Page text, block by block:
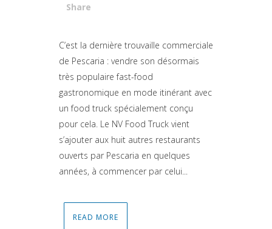
Share
Attiva comando
C’est la dernière trouvaille commerciale
de Pescaria : vendre son désormais
très populaire fast-food
gastronomique en mode itinérant avec
un food truck spécialement conçu
pour cela. Le NV Food Truck vient
s’ajouter aux huit autres restaurants
ouverts par Pescaria en quelques
années, à commencer par celui...
READ MORE